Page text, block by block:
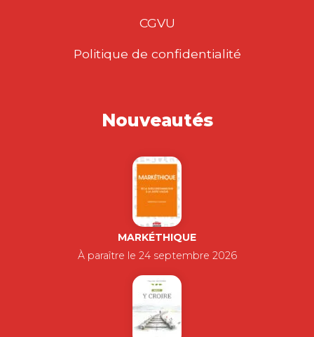
CGVU
Politique de confidentialité
Nouveautés
MARKÉTHIQUE
À paraître le 24 septembre 2026